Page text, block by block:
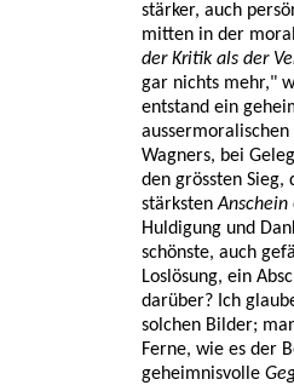
stärker, auch
mitten in der
der Kritik als der
gar nichts mehr,"
entstand ein
aussermoralischen
Wagners, bei
den grössten
stärkstenAnschein
Huldigung und
schönste, auch
Loslösung, ein
darüber? Ich
solchen Bilder;
Ferne, wie es der
geheimnisvolle